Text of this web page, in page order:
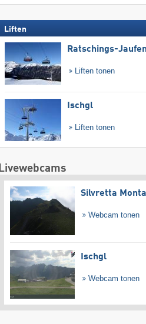
Liften
Ratschings-
Liften tonen
Ischgl
Liften tonen
Livewebcams
Silvretta
Webcam tonen
Ischgl
Webcam tonen